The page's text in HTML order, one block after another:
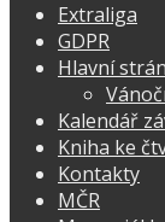
Extraliga
GDPR
Hlavní
Kalendář
Kniha ke
Kontakty
MČR